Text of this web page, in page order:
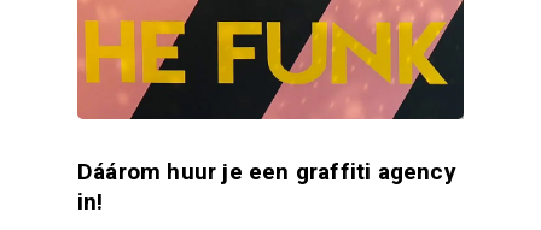
Dáárom huur je een graffiti agency
in!